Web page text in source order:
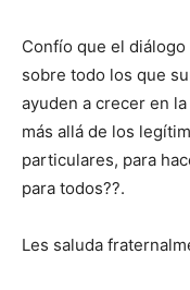
Confío que el
sobre todo los que
ayuden a crecer en
más allá de los
particulares, para
para todos??.
Les saluda